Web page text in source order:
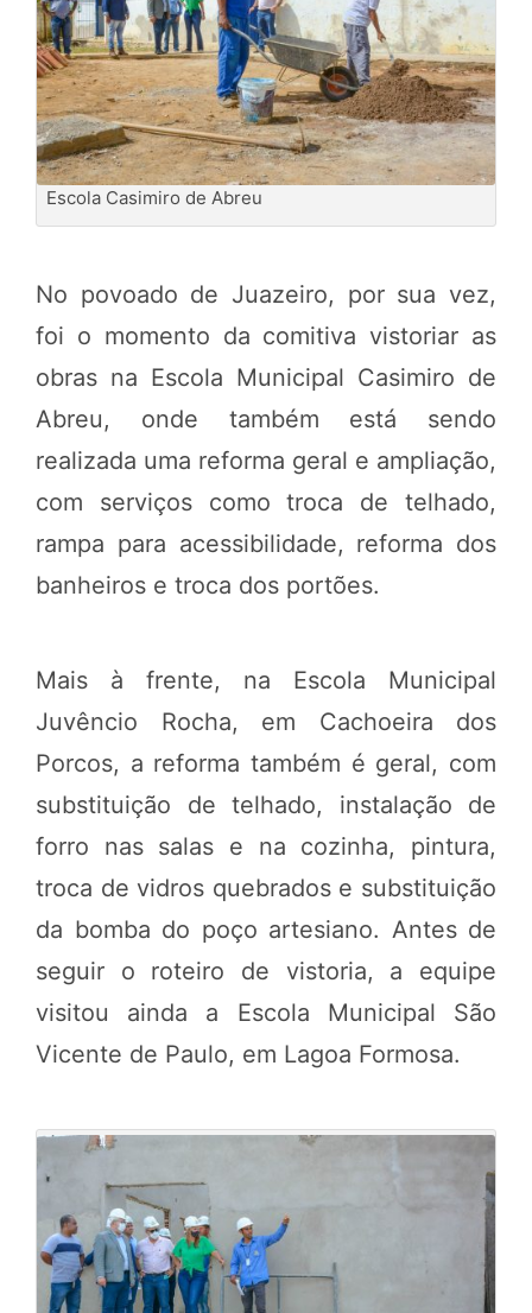
Escola Casimiro de Abreu
No povoado de Juazeiro, por sua vez,
foi o momento da comitiva vistoriar as
obras na Escola Municipal Casimiro de
Abreu, onde também está sendo
realizada uma reforma geral e ampliação,
com serviços como troca de telhado,
rampa para acessibilidade, reforma dos
banheiros e troca dos portões.
Mais à frente, na Escola Municipal
Juvêncio Rocha, em Cachoeira dos
Porcos, a reforma também é geral, com
substituição de telhado, instalação de
forro nas salas e na cozinha, pintura,
troca de vidros quebrados e substituição
da bomba do poço artesiano. Antes de
seguir o roteiro de vistoria, a equipe
visitou ainda a Escola Municipal São
Vicente de Paulo, em Lagoa Formosa.